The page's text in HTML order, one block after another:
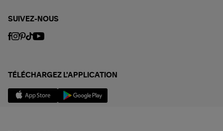
SUIVEZ-NOUS
TÉLÉCHARGEZ L'APPLICATION